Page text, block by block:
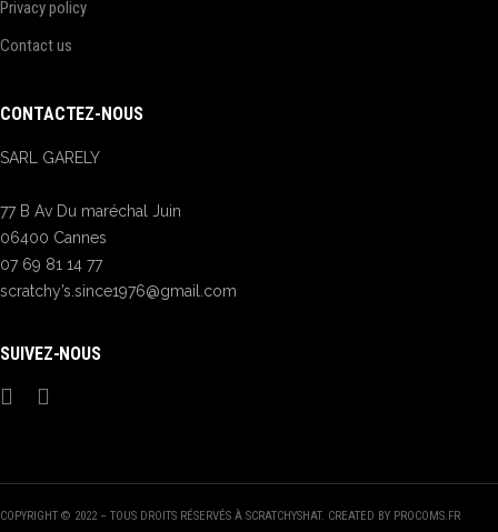
Privacy policy
Contact us
CONTACTEZ-NOUS
SARL GARELY
77 B Av Du maréchal Juin
06400 Cannes
07 69 81 14 77
scratchy’s.since1976@gmail.com
SUIVEZ-NOUS
COPYRIGHT © 2022 – TOUS DROITS RÉSERVÉS À SCRATCHYSHAT. CREATED BY PROCOMS.FR